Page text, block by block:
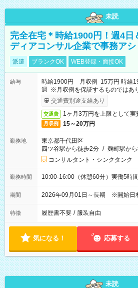
未読
完全在宅＊時給1900円！週4日
ディアコンサル企業で事務アシ
派遣 ブランクOK WEB登録・面接OK
給与
時給1900円 月収例 15万円 時給
週 ※月収例を保証するものではあ
ービス利用可（利用条件有）
交通費別途支給あり
交通費 1ヶ月3万円を上限として実
月収例 15～20万円
勤務地
東京都千代田区
四ツ谷駅から徒歩2分 / 麹町駅か
コンサルタント・シンクタンク
勤務時間 10:00-16:00（休憩60分）実働5時
期間 2026年09月01日～長期 ※開始日
特徴 履歴書不要 / 服装自由
気になる！ 応募する
未読